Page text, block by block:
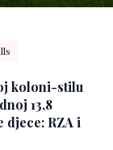
koloni-stilu
13,8
djece: RZA i